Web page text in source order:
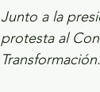
Junto a la
protesta al
Transformación.